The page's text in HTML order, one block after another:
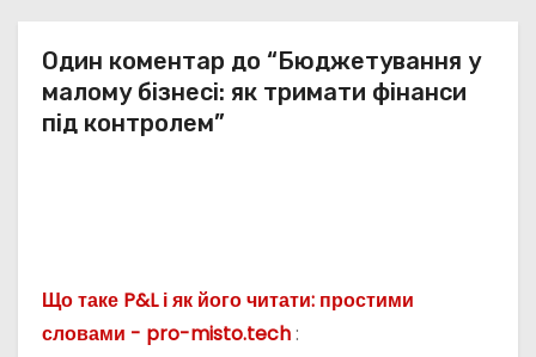
Один коментар до “Бюджетування у
малому бізнесі: як тримати фінанси
під контролем”
Що таке P&L і як його читати: простими
словами - pro-misto.tech: